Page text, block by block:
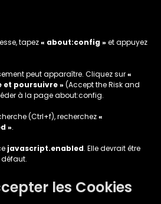
tapez« about:config » et appuyez
peut apparaître. Cliquez sur«
et poursuivre » (Accept the Risk and
à la page about:config.
(Ctrl+f), recherchez«
».
javascript.enabled. Elle devrait être
les Cookies